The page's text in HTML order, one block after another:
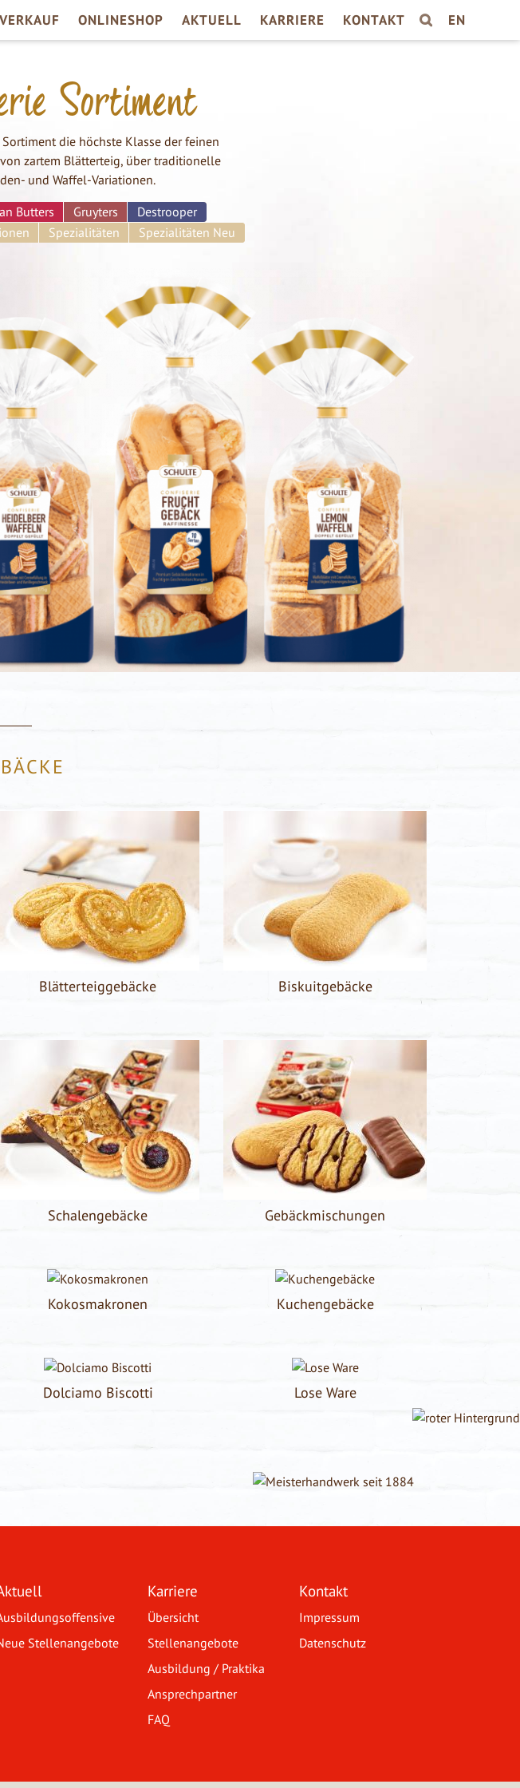
ONLINESHOP AKTUELL KARRIERE KONTAKT EN
Sortiment
die höchste Klasse der feinen
zartem Blätterteig, über traditionelle
und Waffel-Variationen.
Butters Gruyters
Destrooper
Spezialitäten Spezialitäten Neu
Blätterteiggebäcke Biskuitgebäcke
Schalengebäcke Gebäck­mischungen
Kokosmakronen Kuchengebäcke
Dolciamo Biscotti Lose Ware
Stellenangebote
Karriere
Übersicht
Stellenangebote
Ausbildung / Praktika
Ansprechpartner
FAQ
Kontakt
Impressum
Datenschutz